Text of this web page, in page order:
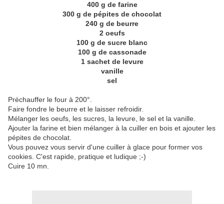
400 g de farine
300 g de pépites de chocolat
240 g de beurre
2 oeufs
100 g de sucre blanc
100 g de cassonade
1 sachet de levure
vanille
sel
Préchauffer le four à 200°.
Faire fondre le beurre et le laisser refroidir.
Mélanger les oeufs, les sucres, la levure, le sel et la vanille.
Ajouter la farine et bien mélanger à la cuiller en bois et ajouter les
pépites de chocolat.
Vous pouvez vous servir d'une cuiller à glace pour former vos
cookies. C'est rapide, pratique et ludique ;-)
Cuire 10 mn.